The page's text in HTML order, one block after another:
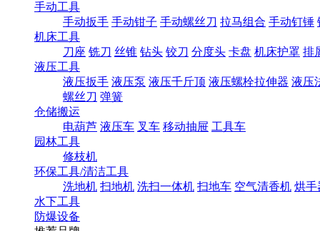
手动工具
手动扳手 手动钳子 手动螺丝刀 拉马组合 手动钉锤
机床工具
刀座 铣刀 丝锥 钻头 铰刀 分度头 卡盘 机床护罩 排
液压工具
液压扳手 液压泵 液压千斤顶 液压螺栓拉伸器 液压
螺丝刀 弹簧
仓储搬运
电葫芦 液压车 叉车 移动抽屉 工具车
园林工具
修枝机
环保工具/清洁工具
洗地机 扫地机 洗扫一体机 扫地车 空气清香机 烘手
水下工具
防爆设备